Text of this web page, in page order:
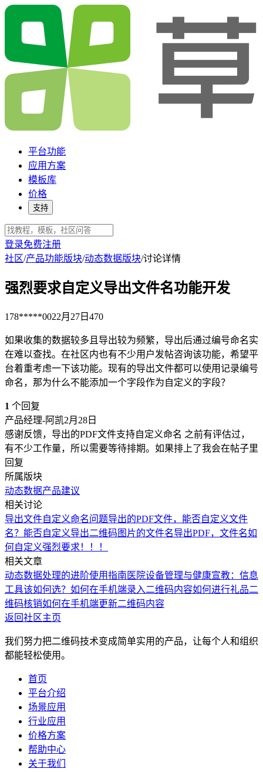
平台功能
应用方案
模板库
价格
支持
登录免费注册
社区/产品功能版块/动态数据版块/讨论详情
强烈要求自定义导出文件名功能开发
178*****0022月27日 470
如果收集的数据较多且导出较为频繁，导出后通过编号命名实
在难以查找。在社区内也有不少用户发帖咨询该功能，希望平
台着重考虑一下该功能。现有的导出文件都可以使用记录编号
命名，那为什么不能添加一个字段作为自定义的字段？
1 个回复
产品经理-阿凯2月28日
感谢反馈，导出的PDF文件支持自定义命名 之前有评估过，
有不少工作量，所以需要等待排期。如果排上了我会在帖子里
回复
所属版块
动态数据产品建议
相关讨论
导出文件自定义命名问题导出的PDF文件，能否自定义文件
名？ 能否自定义导出二维码图片的文件名导出PDF，文件名如
何自定义强烈要求！！！
相关文章
动态数据处理的进阶使用指南 医院设备管理与健康宣教：信息
工具该如何选？ 如何在手机端录入二维码内容如何进行礼品二
维码核销如何在手机端更新二维码内容
返回社区主页
我们努力把二维码技术变成简单实用的产品，让每个人和组织
都能轻松使用。
首页
平台介绍
场景应用
行业应用
价格方案
帮助中心
关于我们